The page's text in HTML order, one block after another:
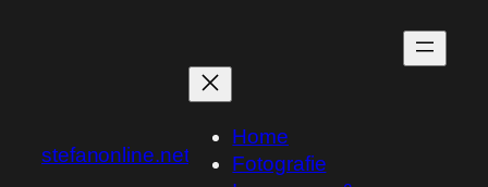
stefanonline.net
Home
Fotografie